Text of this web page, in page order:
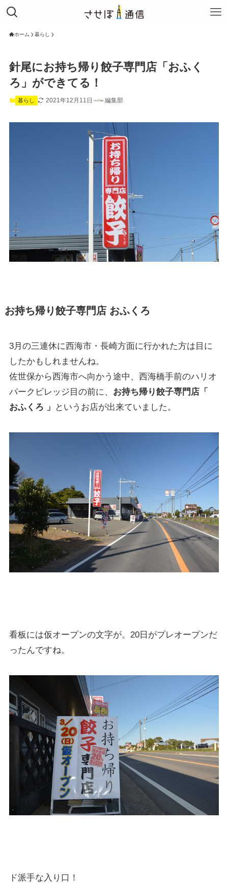
ホーム 暮らし
針尾にお持ち帰り餃子専門店「おふく
ろ」ができてる！
暮らし 2021年12月11日 編集部
お持ち帰り餃子専門店 おふくろ
3月の三連休に西海市・長崎方面に行かれた方は目に
したかもしれませんね。
佐世保から西海市へ向かう途中、西海橋手前のハリオ
パークビレッジ目の前に、 お持ち帰り餃子専門店「
おふくろ 」
というお店が出来ていました。
看板には仮オープンの文字が。20日がプレオープンだ
ったんですね。
ド派手な入り口！